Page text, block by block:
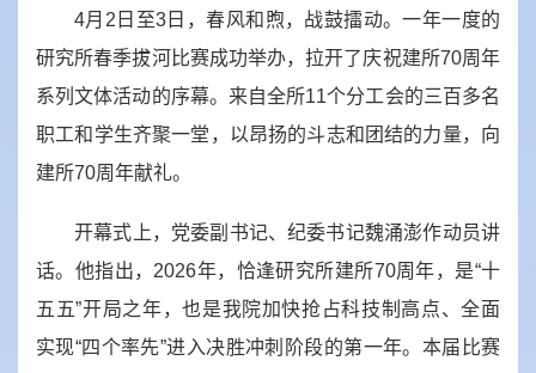
4月2日至3日，春风和煦，战鼓擂动。一年一度的
研究所春季拔河比赛成功举办，拉开了庆祝建所70周年
系列文体活动的序幕。来自全所11个分工会的三百多名
职工和学生齐聚一堂，以昂扬的斗志和团结的力量，向
建所70周年献礼。
开幕式上，党委副书记、纪委书记魏涌澎作动员讲
话。他指出，2026年，恰逢研究所建所70周年，是“十
五五”开局之年，也是我院加快抢占科技制高点、全面
实现“四个率先”进入决胜冲刺阶段的第一年。本届比赛